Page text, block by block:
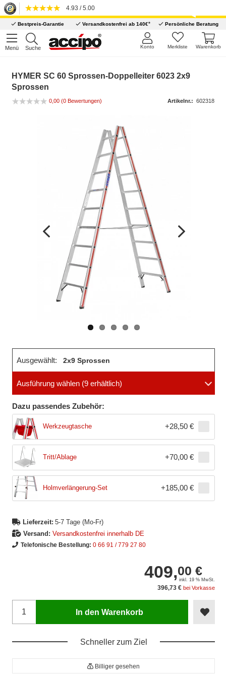
4.93 / 5.00
Bestpreis-Garantie Versandkostenfrei ab 140€* Persönliche Beratung
Menü Suche Warenkorb
Merkliste
Konto
HYMER SC 60 Sprossen-Doppelleiter 6023 2x9
Sprossen
0,00 (0 Bewertungen) Artikelnr.: 602318
Vorheriges
Ausgewählt: 2x9 Sprossen
Ausführung wählen (9 erhältlich)
Dazu passendes Zubehör:
Werkzeugtasche +28,50 €
Tritt/Ablage +70,00 €
Holmverlängerung-Set +185,00 €
Lieferzeit: 5-7 Tage (Mo-Fr)
Versand: Versandkostenfrei innerhalb DE
Telefonische Bestellung: 0 66 91 / 779 27 80
409,00 €
inkl. 19 % MwSt.
396,73 € bei Vorkasse
In den Warenkorb
Schneller zum Ziel
Billiger gesehen